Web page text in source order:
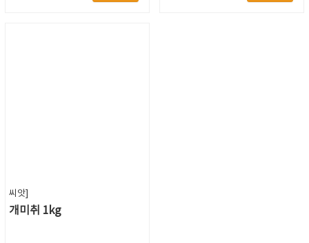
씨앗]
개미취 1kg